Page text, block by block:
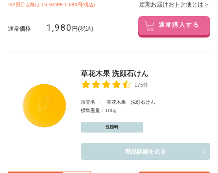
※2回目以降は 15 %OFF 1,683円(税込) 定期お届けおトク便とは＞
通常価格 1,980 円(税込) 通常購入する
草花木果 洗顔石けん
175件
販売名 : 草花木果 洗顔石けん
標準重量：100g
洗顔料
商品詳細を見る